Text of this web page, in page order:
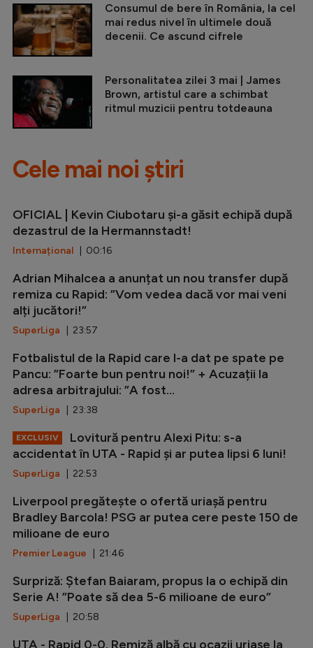
Consumul de bere în România, la cel
mai redus nivel în ultimele două
decenii. Ce ascund cifrele
Personalitatea zilei 3 mai | James
Brown, artistul care a schimbat
ritmul muzicii pentru totdeauna
Cele mai noi știri
OFICIAL | Kevin Ciubotaru și-a găsit echipă după
dezastrul de la Hermannstadt!
Internațional | 00:16
Adrian Mihalcea a anunțat un nou transfer după
remiza cu Rapid: ”Vom vedea dacă vor mai veni
alți jucători!”
SuperLiga | 23:57
Fotbalistul de la Rapid care l-a dat pe spate pe
Pancu: ”Foarte bun pentru noi!” + Acuzații la
adresa arbitrajului: ”A fost...
SuperLiga | 23:38
EXCLUSIV
Lovitură pentru Alexi Pitu: s-a
accidentat în UTA - Rapid și ar putea lipsi 6 luni!
SuperLiga | 22:53
Liverpool pregătește o ofertă uriașă pentru
Bradley Barcola! PSG ar putea cere peste 150 de
milioane de euro
Premier League | 21:46
Surpriză: Ștefan Baiaram, propus la o echipă din
Serie A! ”Poate să dea 5-6 milioane de euro”
SuperLiga | 20:58
UTA - Rapid 0-0. Remiză albă cu ocazii uriașe la